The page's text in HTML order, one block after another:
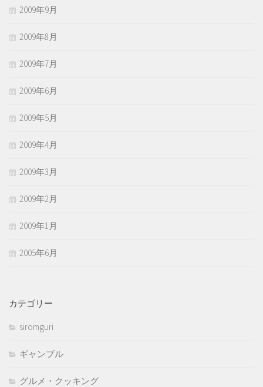
2009年9月
2009年8月
2009年7月
2009年6月
2009年5月
2009年4月
2009年3月
2009年2月
2009年1月
2005年6月
カテゴリー
siromguri
ギャンブル
グルメ・クッキング